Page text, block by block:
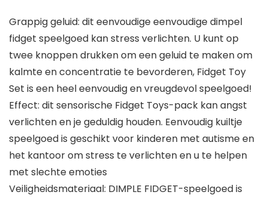
Grappig geluid: dit eenvoudige eenvoudige dimpel
fidget speelgoed kan stress verlichten. U kunt op
twee knoppen drukken om een ​​geluid te maken om
kalmte en concentratie te bevorderen, Fidget Toy
Set is een heel eenvoudig en vreugdevol speelgoed!
Effect: dit sensorische Fidget Toys-pack kan angst
verlichten en je geduldig houden. Eenvoudig kuiltje
speelgoed is geschikt voor kinderen met autisme en
het kantoor om stress te verlichten en u te helpen
met slechte emoties
Veiligheidsmateriaal: DIMPLE FIDGET-speelgoed is